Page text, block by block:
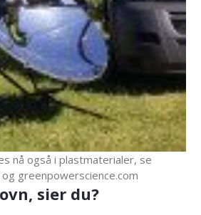
nå også i plastmaterialer, se
greenpowerscience.com
sier du?